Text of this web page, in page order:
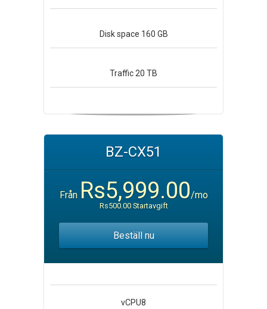
Disk space 160 GB
Traffic 20 TB
BZ-CX51
Från Rs5,999.00/mo
Rs500.00 Startavgift
Beställ nu
vCPU8